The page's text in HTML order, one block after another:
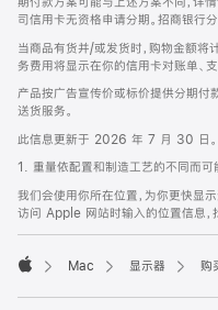
司信用卡无资格申请分期。招商银行
当商品有货并/或发货时，购物金额将
务费用将显示在你的信用卡对账单、
产品按广告宣传价或标价提供分期付
送货服务。
此信息更新于 2026 年 7 月 30 日。
1. 重量依配置和制造工艺的不同而可
我们会使用你所在位置，为你更快显
访问 Apple 网站时输入的位置信息，
Mac 显示器 购